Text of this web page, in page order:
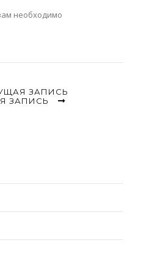
необходимо
ЗАПИСЬ
ЗАПИСЬ